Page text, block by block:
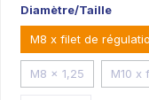
Diamètre/Taille
M8 x filet de
M8 x 1,25 M10 x